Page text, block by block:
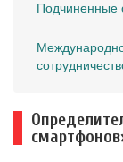
Подчиненные